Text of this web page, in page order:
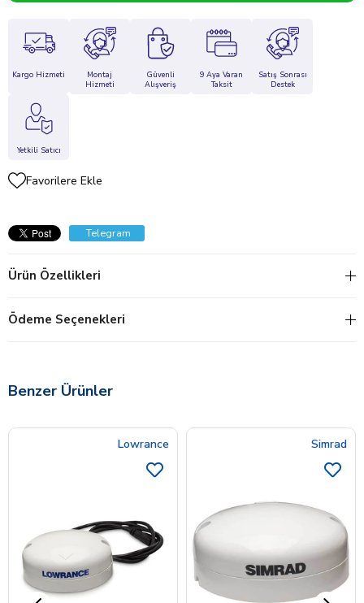
Kargo Hizmeti
Montaj
Hizmeti
Güvenli
Alışveriş
9 Aya Varan
Taksit
Satış Sonrası
Destek
Yetkili Satıcı
Favorilere Ekle
Telegram
Ürün Özellikleri
Ödeme Seçenekleri
Benzer Ürünler
Lowrance Simrad